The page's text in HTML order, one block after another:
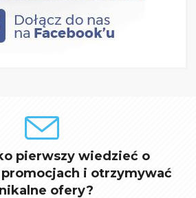
pierwszy wiedzieć o
i otrzymywać
ofery?